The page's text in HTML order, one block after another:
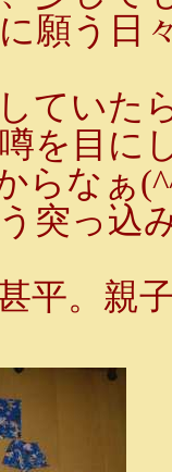
願う日
ていた
を目に
らなぁ
突っ込
平。親